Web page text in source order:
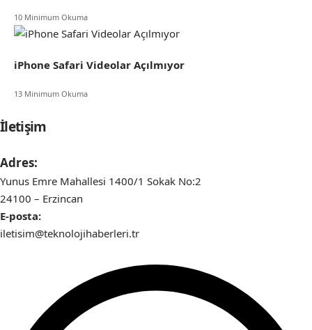
10 Minimum Okuma
iPhone Safari Videolar Açılmıyor
13 Minimum Okuma
İletişim
Adres:
Yunus Emre Mahallesi 1400/1 Sokak No:2
24100 – Erzincan
E-posta:
iletisim@teknolojihaberleri.tr